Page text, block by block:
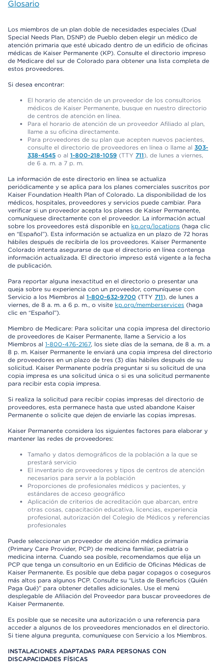
Glosario
Los miembros de un plan doble de necesidades especiales (Dual
Special Needs Plan, DSNP) de Pueblo deben elegir un médico de
atención primaria que esté ubicado dentro de un edificio de oficinas
médicas de Kaiser Permanente (KP). Consulte el directorio impreso
de Medicare del sur de Colorado para obtener una lista completa de
estos proveedores.
Si desea encontrar:
El horario de atención de un proveedor de los consultorios
médicos de Kaiser Permanente, busque en nuestro directorio
de centros de atención en línea.
Para el horario de atención de un proveedor Afiliado al plan,
llame a su oficina directamente.
Para proveedores de su plan que acepten nuevos pacientes,
consulte el directorio de proveedores en línea o llame al 303-
338-4545 o al 1-800-218-1059 (TTY 711), de lunes a viernes,
de 6 a. m. a 7 p. m.
La información de este directorio en línea se actualiza
periódicamente y se aplica para los planes comerciales suscritos por
Kaiser Foundation Health Plan of Colorado. La disponibilidad de los
médicos, hospitales, proveedores y servicios puede cambiar. Para
verificar si un proveedor acepta los planes de Kaiser Permanente,
comuníquese directamente con el proveedor. La información actual
sobre los proveedores está disponible en kp.org/locations (haga clic
en “Español”). Esta información se actualiza en un plazo de 72 horas
hábiles después de recibirla de los proveedores. Kaiser Permanente
Colorado intenta asegurarse de que el directorio en línea contenga
información actualizada. El directorio impreso está vigente a la fecha
de publicación.
Para reportar alguna inexactitud en el directorio o presentar una
queja sobre su experiencia con un proveedor, comuníquese con
Servicio a los Miembros al 1-800-632-9700 (TTY 711), de lunes a
viernes, de 8 a. m. a 6 p. m., o visite kp.org/memberservices (haga
clic en “Español”).
Miembro de Medicare: Para solicitar una copia impresa del directorio
de proveedores de Kaiser Permanente, llame a Servicio a los
Miembros al 1-800-476-2167, los siete días de la semana, de 8 a. m. a
8 p. m. Kaiser Permanente le enviará una copia impresa del directorio
de proveedores en un plazo de tres (3) días hábiles después de su
solicitud. Kaiser Permanente podría preguntar si su solicitud de una
copia impresa es una solicitud única o si es una solicitud permanente
para recibir esta copia impresa.
Si realiza la solicitud para recibir copias impresas del directorio de
proveedores, esta permanece hasta que usted abandone Kaiser
Permanente o solicite que dejen de enviarle las copias impresas.
Kaiser Permanente considera los siguientes factores para elaborar y
mantener las redes de proveedores:
Tamaño y datos demográficos de la población a la que se
prestará servicio
El inventario de proveedores y tipos de centros de atención
necesarios para servir a la población
Proporciones de profesionales médicos y pacientes, y
estándares de acceso geográfico
Aplicación de criterios de acreditación que abarcan, entre
otras cosas, capacitación educativa, licencias, experiencia
profesional, autorización del Colegio de Médicos y referencias
profesionales
Puede seleccionar un proveedor de atención médica primaria
(Primary Care Provider, PCP) de medicina familiar, pediatría o
medicina interna. Cuando sea posible, recomendamos que elija un
PCP que tenga un consultorio en un Edificio de Oficinas Médicas de
Kaiser Permanente. Es posible que deba pagar copagos o coseguros
más altos para algunos PCP. Consulte su “Lista de Beneficios (Quién
Paga Qué)” para obtener detalles adicionales. Use el menú
desplegable de Afiliación del Proveedor para buscar proveedores de
Kaiser Permanente.
Es posible que se necesite una autorización o una referencia para
acceder a algunos de los proveedores mencionados en el directorio.
Si tiene alguna pregunta, comuníquese con Servicio a los Miembros.
INSTALACIONES ADAPTADAS PARA PERSONAS CON
DISCAPACIDADES FÍSICAS